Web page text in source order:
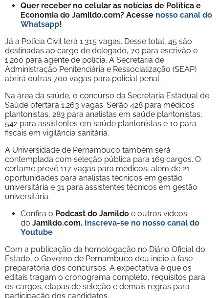
Quer receber no celular as notícias de Política e
Economia do Jamildo.com? Acesse nosso canal do
Whatsapp!
Já a Polícia Civil terá 1.315 vagas. Desse total, 45 são
destinadas ao cargo de delegado, 70 para escrivão e
1.200 para agente de polícia. A Secretaria de
Administração Penitenciária e Ressocialização (SEAP)
abrirá outras 700 vagas para policial penal.
Na área da saúde, o concurso da Secretaria Estadual de
Saúde ofertará 1.263 vagas. Serão 428 para médicos
plantonistas, 283 para analistas em saúde plantonistas,
542 para assistentes em saúde plantonistas e 10 para
fiscais em vigilância sanitária.
A Universidade de Pernambuco também será
contemplada com seleção pública para 169 cargos. O
certame prevê 117 vagas para médicos, além de 21
oportunidades para analistas técnicos em gestão
universitária e 31 para assistentes técnicos em gestão
universitária.
Confira o Podcast do Jamildo e outros vídeos
do Jamildo.com. Inscreva-se no nosso canal do
Youtube
Com a publicação da homologação no Diário Oficial do
Estado, o Governo de Pernambuco deu início à fase
preparatória dos concursos. A expectativa é que os
editais tragam o cronograma completo, requisitos para
os cargos, etapas de seleção e demais regras para
participação dos candidatos.